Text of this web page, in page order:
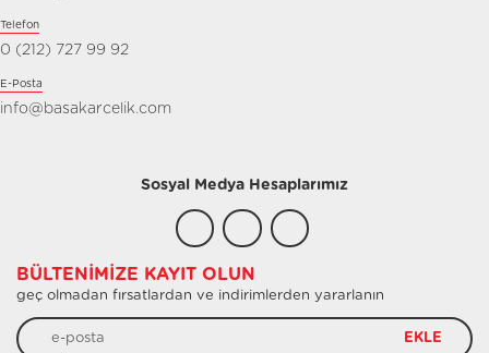
Telefon
0 (212) 727 99 92
E-Posta
info@basakarcelik.com
Sosyal Medya Hesaplarımız
BÜLTENIMIZE KAYIT OLUN
geç olmadan fırsatlardan ve indirimlerden yararlanın
EKLE